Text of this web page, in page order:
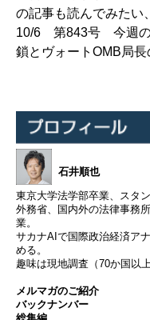
の記事も読んでみたい
10/6 第843号 今週
鎖とヴォートOMB局
石井順也
東京大学法学部卒業、スタ
外務省、国内外の法律事務
業。
サカナAIで国際政治経済ア
める。
趣味は現地調査（70か国以
メルマガのご紹介
バックナンバー